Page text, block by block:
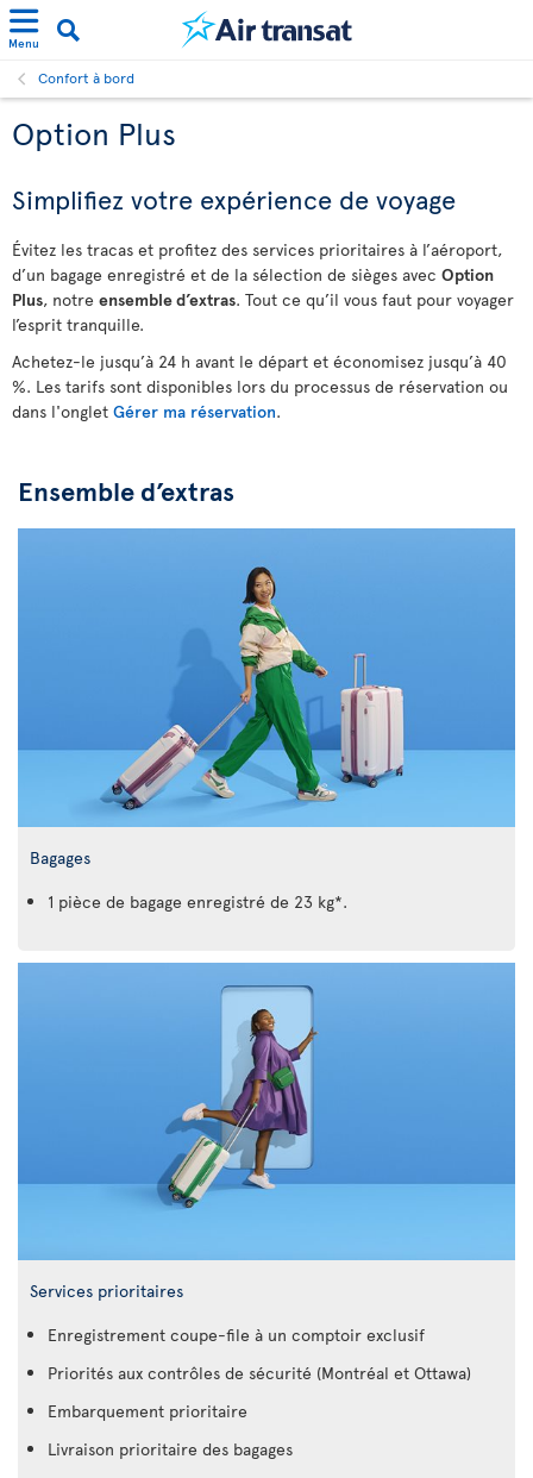
Menu
Confort à bord
Option Plus
Simplifiez votre expérience de voyage
Évitez les tracas et profitez des services prioritaires à l’aéroport,
d’un bagage enregistré et de la sélection de sièges avec Option
Plus, notre ensemble d’extras. Tout ce qu’il vous faut pour voyager
l’esprit tranquille.
Achetez-le jusqu’à 24 h avant le départ et économisez jusqu’à 40
%. Les tarifs sont disponibles lors du processus de réservation ou
dans l'onglet Gérer ma réservation.
Ensemble d’extras
Bagages
1 pièce de bagage enregistré de 23 kg*.
Services prioritaires
Enregistrement coupe-file à un comptoir exclusif
Priorités aux contrôles de sécurité (Montréal et Ottawa)
Embarquement prioritaire
Livraison prioritaire des bagages